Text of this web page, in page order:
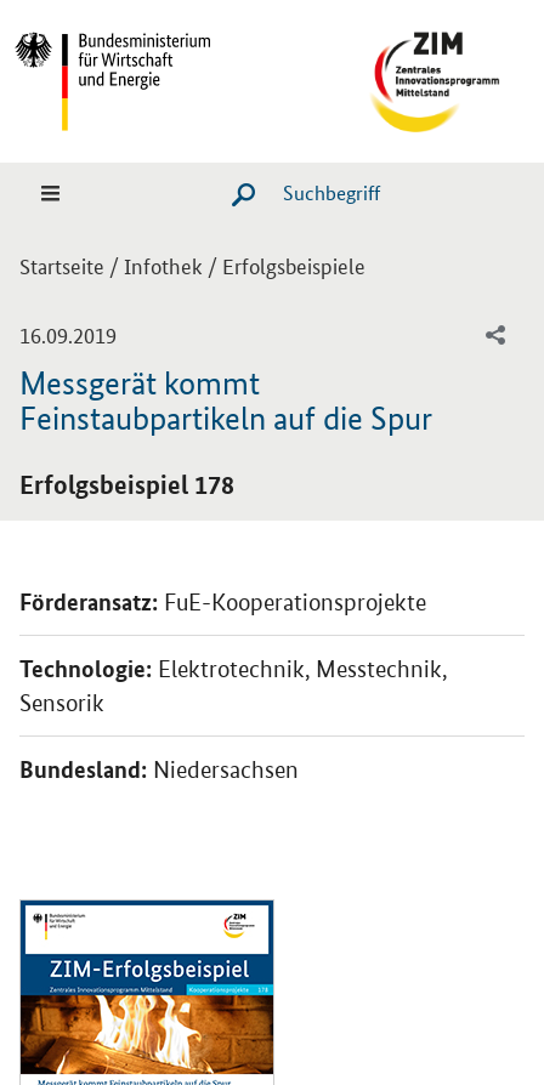
SUCHE STARTEN
Sie sind hier:
Startseite /Infothek / Erfolgsbeispiele
16.09.2019
Messgerät kommt
Feinstaubpartikeln auf die Spur
Erfolgsbeispiel 178
Förderansatz: FuE-Kooperationsprojekte
Technologie: Elektrotechnik, Messtechnik,
Sensorik
Bundesland: Niedersachsen